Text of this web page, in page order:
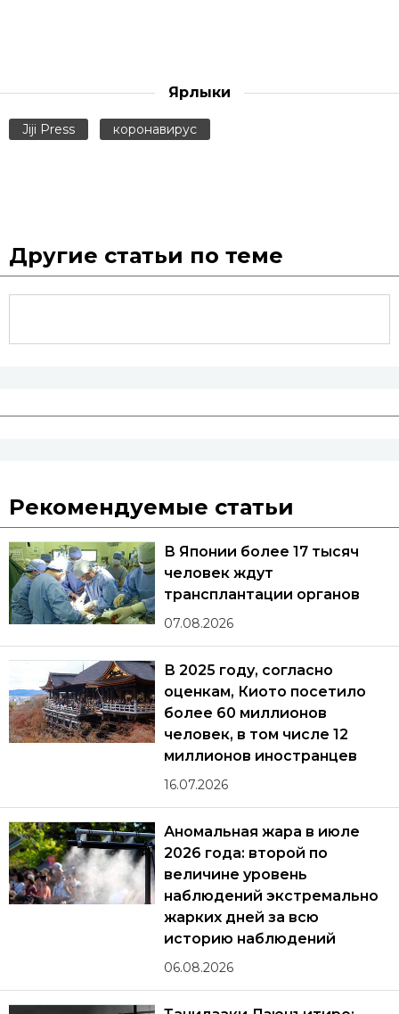
Ярлыки
Jiji Press коронавирус
Другие статьи по теме
Рекомендуемые статьи
В Японии более 17 тысяч
человек ждут
трансплантации органов
07.08.2026
В 2025 году, согласно
оценкам, Киото посетило
более 60 миллионов
человек, в том числе 12
миллионов иностранцев
16.07.2026
Аномальная жара в июле
2026 года: второй по
величине уровень
наблюдений экстремально
жарких дней за всю
историю наблюдений
06.08.2026